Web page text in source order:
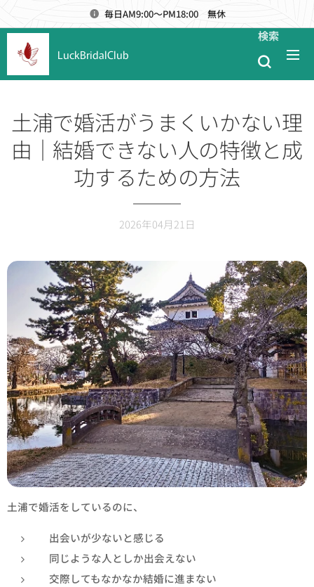
毎日AM9:00～PM18:00 無休
LuckBridalClub
検索
土浦で婚活がうまくいかない理
由｜結婚できない人の特徴と成
功するための方法
2026年04月21日
土浦で婚活をしているのに、
出会いが少ないと感じる
同じような人としか出会えない
交際してもなかなか結婚に進まない